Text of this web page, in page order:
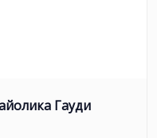
Гауди